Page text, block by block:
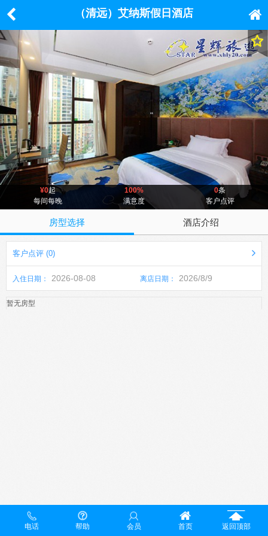
（清远）艾纳斯假日酒店
¥0起
每间每晚
100%
满意度
0条
客户点评
房型选择 酒店介绍
客户点评 (0)
入住日期： 2026-08-08 离店日期： 2026/8/9
暂无房型
电话 帮助 会员 首页 返回顶部